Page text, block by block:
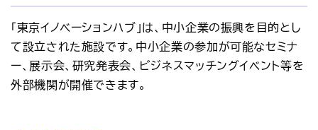
「東京イノベーションハブ」は、中小企業の振興を目的とし
て設立された施設です。中小企業の参加が可能なセミナ
ー、展示会、研究発表会、ビジネスマッチングイベント等を
外部機関が開催できます。